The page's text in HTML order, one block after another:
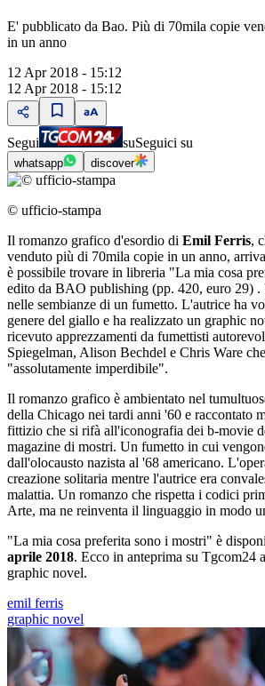
E' pubblicato da Bao. Più di 70mila copie
in un anno
12 Apr 2018 - 15:12
12 Apr 2018 - 15:12
Segui suSeguici su
whatsapp discover
© ufficio-stampa
Il romanzo grafico d'esordio di Emil Ferris,
venduto più di 70mila copie in un anno,
è possibile trovare in libreria "La mia cosa
edito da BAO publishing (pp. 420, euro 29)
nelle sembianze di un fumetto. L'autrice ha
genere del giallo e ha realizzato un graphic
ricevuto apprezzamenti da fumettisti
Spiegelman, Alison Bechdel e Chris Ware
"assolutamente imperdibile".
Il romanzo grafico è ambientato nel
della Chicago nei tardi anni '60 e raccontato
fittizio che si rifà all'iconografia dei b-movie
magazine di mostri. Un fumetto in cui
dall'olocausto nazista al '68 americano.
creazione solitaria mentre l'autrice era
malattia. Un romanzo che rispetta i codici
Arte, ma ne reinventa il linguaggio in modo
"La mia cosa preferita sono i mostri" è
aprile 2018. Ecco in anteprima su Tgcom24
graphic novel.
emil ferris
graphic novel